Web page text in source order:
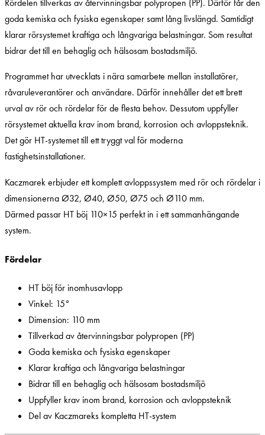
Rördelen tillverkas av återvinningsbar polypropen (PP). Därför får den
goda kemiska och fysiska egenskaper samt lång livslängd. Samtidigt
klarar rörsystemet kraftiga och långvariga belastningar. Som resultat
bidrar det till en behaglig och hälsosam bostadsmiljö.
Programmet har utvecklats i nära samarbete mellan installatörer,
råvaruleverantörer och användare. Därför innehåller det ett brett
urval av rör och rördelar för de flesta behov. Dessutom uppfyller
rörsystemet aktuella krav inom brand, korrosion och avloppsteknik.
Det gör HT-systemet till ett tryggt val för moderna
fastighetsinstallationer.
Kaczmarek erbjuder ett komplett avloppssystem med rör och rördelar i
dimensionerna Ø32, Ø40, Ø50, Ø75 och Ø110 mm.
Därmed passar HT böj 110×15 perfekt in i ett sammanhängande
system.
Fördelar
HT böj för inomhusavlopp
Vinkel: 15°
Dimension: 110 mm
Tillverkad av återvinningsbar polypropen (PP)
Goda kemiska och fysiska egenskaper
Klarar kraftiga och långvariga belastningar
Bidrar till en behaglig och hälsosam bostadsmiljö
Uppfyller krav inom brand, korrosion och avloppsteknik
Del av Kaczmareks kompletta HT-system